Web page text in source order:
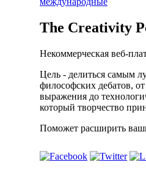
The Creativity
Некоммерческая веб-
Цель - делиться самым
философских дебатов,
выражения до
который творчество
Поможет расширить